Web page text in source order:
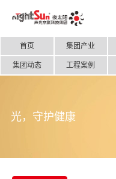
首页 集团产业
集团动态 工程案例
光，守护健康